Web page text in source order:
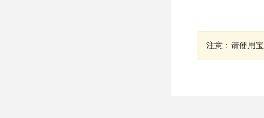
注意：请使用